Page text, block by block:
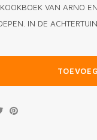
VAN ARNO
IN DE